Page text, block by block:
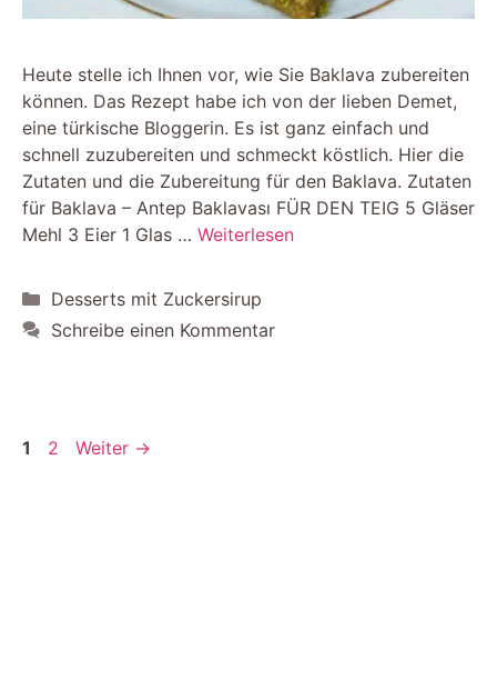
Heute stelle ich Ihnen vor, wie Sie Baklava zubereiten
können. Das Rezept habe ich von der lieben Demet,
eine türkische Bloggerin. Es ist ganz einfach und
schnell zuzubereiten und schmeckt köstlich. Hier die
Zutaten und die Zubereitung für den Baklava. Zutaten
für Baklava – Antep Baklavası FÜR DEN TEIG 5 Gläser
Mehl 3 Eier 1 Glas … Weiterlesen
Kategorien
Desserts mit Zuckersirup
Schreibe einen Kommentar
Seite
1 Seite
2 Weiter →